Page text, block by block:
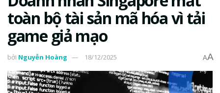
toàn bộ tài sản mã hóa vì tải
game giả mạo
bởi Nguyễn Hoàng 18/12/2025 AA